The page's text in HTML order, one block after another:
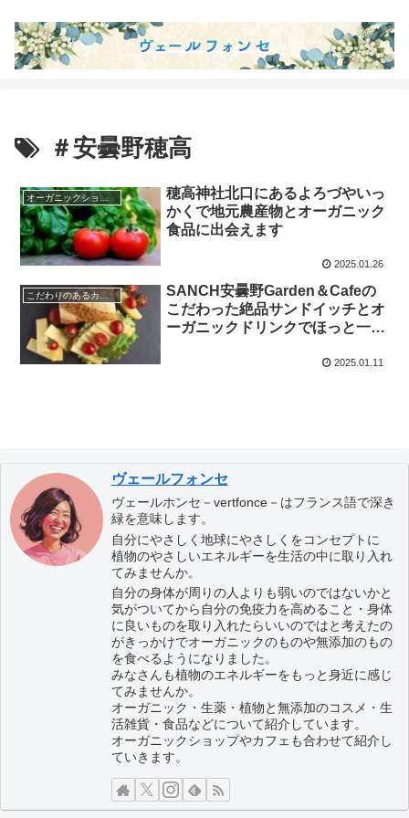
＃安曇野穂高
オーガニックショップ
穂高神社北口にあるよろづやいっ
かくで地元農産物とオーガニック
食品に出会えます
2025.01.26
こだわりのあるカフェ
SANCH安曇野Garden＆Cafeの
こだわった絶品サンドイッチとオ
ーガニックドリンクでほっと一息
2025.01.11
ヴェールフォンセ
ヴェールホンセ－vertfonce－はフランス語で深き
緑を意味します。
自分にやさしく地球にやさしくをコンセプトに
植物のやさしいエネルギーを生活の中に取り入れ
てみませんか。
自分の身体が周りの人よりも弱いのではないかと
気がついてから自分の免疫力を高めること・身体
に良いものを取り入れたらいいのではと考えたの
がきっかけでオーガニックのものや無添加のもの
を食べるようになりました。
みなさんも植物のエネルギーをもっと身近に感じ
てみませんか。
オーガニック・生薬・植物と無添加のコスメ・生
活雑貨・食品などについて紹介しています。
オーガニックショップやカフェも合わせて紹介し
ていきます。